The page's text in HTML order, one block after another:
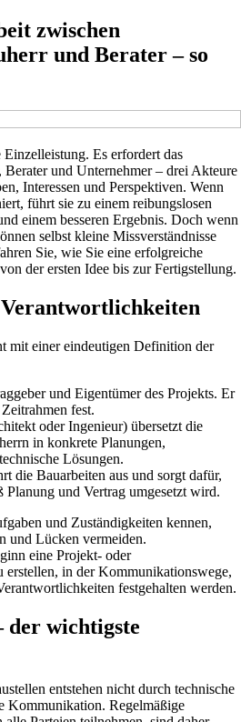
zwischen
und Berater – so
Es erfordert das
Berater und Unternehmer – drei Akteure
Interessen und Perspektiven. Wenn
führt sie zu einem reibungslosen
einem besseren Ergebnis. Doch wenn
selbst kleine Missverständnisse
Sie, wie Sie eine erfolgreiche
der ersten Idee bis zur Fertigstellung.
mit einer eindeutigen Definition der
und Eigentümer des Projekts. Er
fest.
oder Ingenieur) übersetzt die
in konkrete Planungen,
Lösungen.
die Bauarbeiten aus und sorgt dafür,
Planung und Vertrag umgesetzt wird.
und Zuständigkeiten kennen,
und Lücken vermeiden.
eine Projekt- oder
erstellen, in der Kommunikationswege,
festgehalten werden.
wichtigste
entstehen nicht durch technische
Kommunikation. Regelmäßige